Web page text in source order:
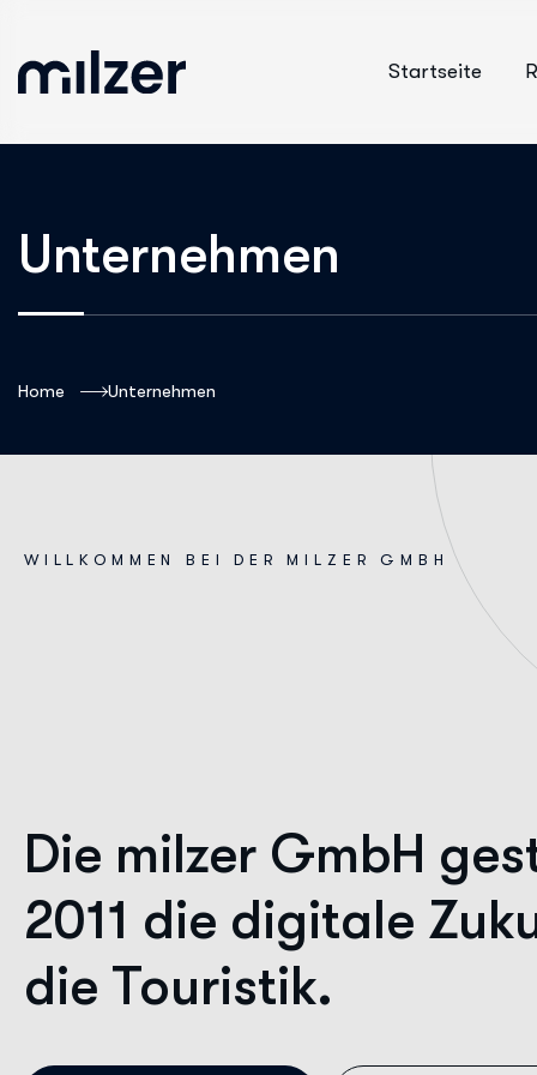
Startseite
Unternehmen
Home Unternehmen
W I LLKO M M EN B E I D E R MIL Z E R G M B H
Die milzer GmbH
2011 die digitale
die Touristik.